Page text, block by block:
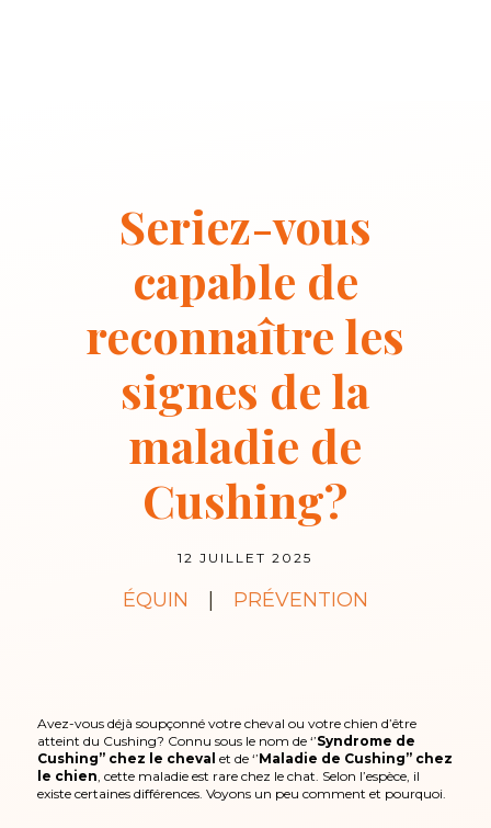
Seriez-vous
capable de
reconnaître les
signes de la
maladie de
Cushing?
12 JUILLET 2025
ÉQUIN PRÉVENTION
Avez-vous déjà soupçonné votre cheval ou votre chien d’être
atteint du Cushing? Connu sous le nom de ‘’Syndrome de
Cushing’’ chez le cheval et de ‘’Maladie de Cushing’’ chez
le chien, cette maladie est rare chez le chat. Selon l’espèce, il
existe certaines différences. Voyons un peu comment et pourquoi.